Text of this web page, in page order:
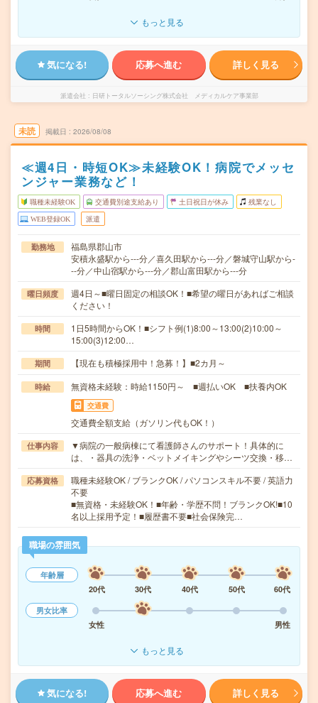
もっと見る
気になる! 応募へ進む 詳しく見る
派遣会社 日研トータルソーシング株式会社 メディカルケア事業部
未読 掲載日 2026/08/08
≪週4日・時短OK≫未経験OK！病院でメッセ
ンジャー業務など！
職種未経験OK 交通費別途支給あり 土日祝日が休み 残業なし
WEB登録OK 派遣
勤務地
福島県郡山市
安積永盛駅から---分／喜久田駅から---分／磐城守山駅から-
--分／中山宿駅から---分／郡山富田駅から---分
曜日頻度
週4日～■曜日固定の相談OK！■希望の曜日があればご相談
ください！
時間
1日5時間からOK！■シフト例(1)8:00～13:00(2)10:00～
15:00(3)12:00…
期間 【現在も積極採用中！急募！】■2カ月～
時給 無資格未経験：時給1150円～ ■週払いOK ■扶養内OK
交通費
交通費全額支給（ガソリン代もOK！）
仕事内容
▼病院の一般病棟にて看護師さんのサポート！具体的に
は、・器具の洗浄・ベットメイキングやシーツ交換・移…
応募資格
職種未経験OK / ブランクOK / パソコンスキル不要 / 英語力
不要
■無資格・未経験OK！■年齢・学歴不問！ブランクOK!■10
名以上採用予定！■履歴書不要■社会保険完…
職場の雰囲気
年齢層
20代
30代 40代 50代
60代
男女比率
女性
男性
もっと見る
気になる! 応募へ進む 詳しく見る